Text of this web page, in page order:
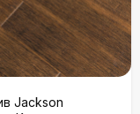
Jackson